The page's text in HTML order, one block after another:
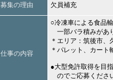
募集の理由 欠員補充
仕事の内容
○冷凍車による食品
一部バラ積みがあ
＊エリア：筑後市
＊パレット、カート
●大型免許取得を目
のでご応募くださ